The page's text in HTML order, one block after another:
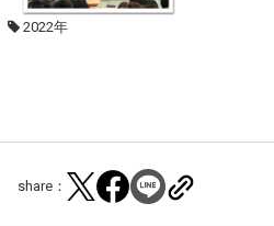
2022年
share：